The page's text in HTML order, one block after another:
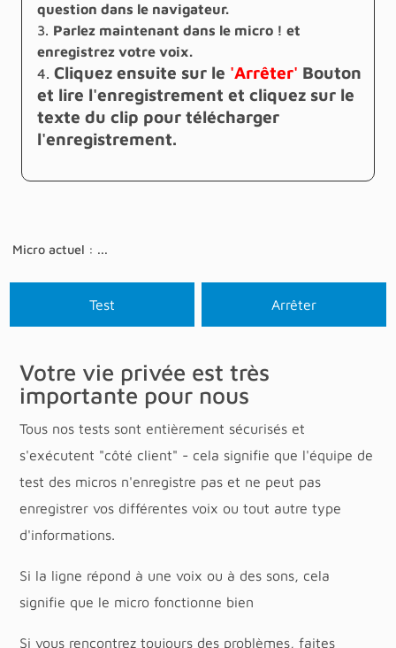
question dans le navigateur.
Parlez maintenant dans le micro ! et
enregistrez votre voix.
Cliquez ensuite sur le 'Arrêter' Bouton
et lire l'enregistrement et cliquez sur le
texte du clip pour télécharger
l'enregistrement.
Micro actuel : ...
Test Arrêter
Votre vie privée est très
importante pour nous
Tous nos tests sont entièrement sécurisés et
s'exécutent "côté client" - cela signifie que l'équipe de
test des micros n'enregistre pas et ne peut pas
enregistrer vos différentes voix ou tout autre type
d'informations.
Si la ligne répond à une voix ou à des sons, cela
signifie que le micro fonctionne bien
Si vous rencontrez toujours des problèmes, faites